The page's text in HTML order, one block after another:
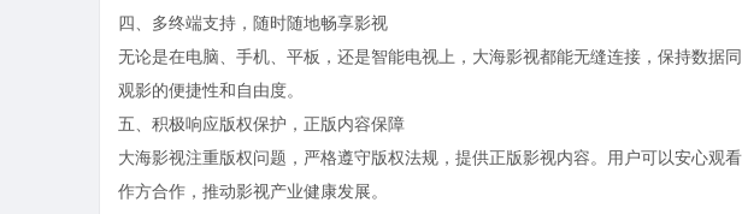
四、多终端支持，随时随地畅享影视
无论是在电脑、手机、平板，还是智能电视上，大海影视都能无缝连接，保持数据
观影的便捷性和自由度。
五、积极响应版权保护，正版内容保障
大海影视注重版权问题，严格遵守版权法规，提供正版影视内容。用户可以安心观
作方合作，推动影视产业健康发展。